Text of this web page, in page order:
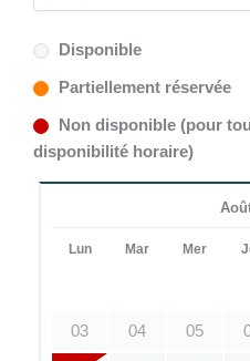
Disponible
Partiellement réservée
Non disponible (pour
disponibilité horaire)
Lun Mar Mer
03 04 05